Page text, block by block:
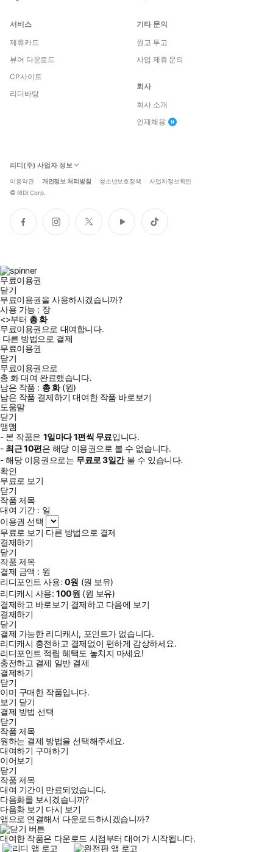
서비스
제휴카드
뷰어 다운로드
CP사이트
리디바탕
기타 문의
원고 투고
사업 제휴 문의
회사
회사 소개
인재채용
리디(주) 사업자 정보
이용약관 개인정보 처리방침 청소년보호정책 사업자정보확인
© RIDI Corp.
페
이
인
스
트
위
유
튜
틱
톡
무료이용권
닫기
무료이용권을 사용하시겠습니까?
사용 가능 : 장
<>부터 총화
무료이용권으로 대여합니다.
다른 방법으로 결제
무료이용권
닫기
무료이용권으로
총 화대여 완료했습니다.
남은 작품 : 총화(원)
남은 작품 결제하기 대여한 작품 바로보기
도움말
닫기
맴맴
- 본 작품은 1일마다1편씩 무료입니다.
- 최근10편은 해당 이용권으로 볼 수 없습니다.
- 해당 이용권으로는 무료로3일간볼 수 있습니다.
확인
무료로 보기
닫기
작품 제목
대여 기간 : 일
이용권 선택
무료로 보기 다른 방법으로 결제
결제하기
닫기
작품 제목
결제 금액 : 원
리디포인트 사용: 0원 (원 보유)
리디캐시 사용:100원 (원 보유)
결제하고 바로보기 결제하고 다음에 보기
결제하기
닫기
결제 가능한 리디캐시, 포인트가 없습니다.
리디캐시 충전하고 결제없이 편하게 감상하세요.
리디포인트 적립 혜택도 놓치지 마세요!
충전하고 결제 일반 결제
결제하기
닫기
이미 구매한 작품입니다.
보기 닫기
결제 방법 선택
닫기
작품 제목
원하는 결제 방법을 선택해주세요.
대여하기 구매하기
이어보기
닫기
작품 제목
대여 기간이 만료되었습니다.
다음화를 보시겠습니까?
다음화 보기 다시 보기
앱으로 연결해서 다운로드하시겠습니까?
대여한 작품은 다운로드 시점부터 대여가 시작됩니다.